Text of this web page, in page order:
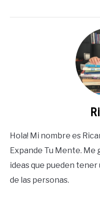
Hola! Mi nombre es
Expande Tu Mente.
ideas que pueden
de las personas.